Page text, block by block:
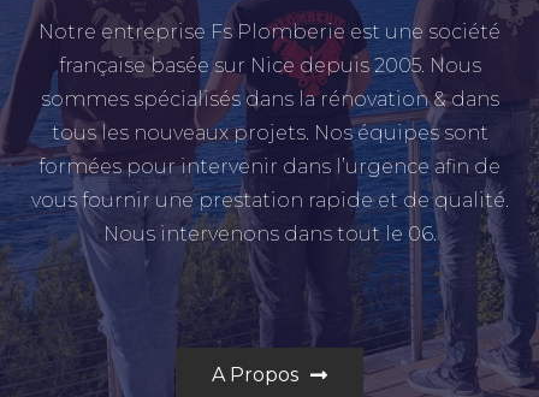
Notre entreprise Fs Plomberie est une société
française basée sur Nice depuis 2005. Nous
sommes spécialisés dans la rénovation & dans
tous les nouveaux projets. Nos équipes sont
formées pour intervenir dans l’urgence afin de
vous fournir une prestation rapide et de qualité.
Nous intervenons dans tout le 06.
A Propos